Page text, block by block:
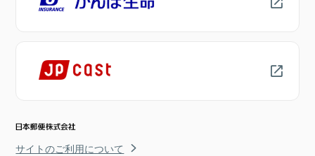
サイトのご利用について